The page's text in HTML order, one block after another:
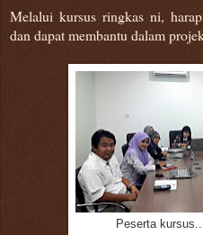
Melalui kursus ringkas ni,
dan dapat membantu dalam
Peserta